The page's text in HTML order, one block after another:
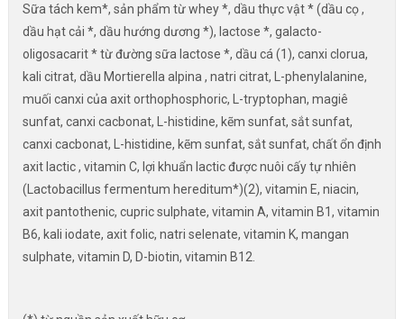
Sữa tách kem*, sản phẩm từ whey *, dầu thực vật * (dầu cọ ,
dầu hạt cải *, dầu hướng dương *), lactose *, galacto-
oligosacarit * từ đường sữa lactose *, dầu cá (1), canxi clorua,
kali citrat, dầu Mortierella alpina , natri citrat, L-phenylalanine,
muối canxi của axit orthophosphoric, L-tryptophan, magiê
sunfat, canxi cacbonat, L-histidine, kẽm sunfat, sắt sunfat,
canxi cacbonat, L-histidine, kẽm sunfat, sắt sunfat, chất ổn định
axit lactic , vitamin C, lợi khuẩn lactic được nuôi cấy tự nhiên
(Lactobacillus fermentum hereditum*)(2), vitamin E, niacin,
axit pantothenic, cupric sulphate, vitamin A, vitamin B1, vitamin
B6, kali iodate, axit folic, natri selenate, vitamin K, mangan
sulphate, vitamin D, D-biotin, vitamin B12.